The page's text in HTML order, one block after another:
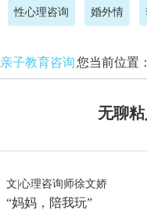
性心理咨询 婚外情
亲子教育咨询您当前位置
无聊
文|心理咨询师徐文娇
“妈妈，陪我玩”